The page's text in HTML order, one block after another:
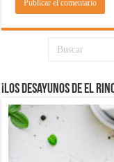
¡Los desayunos de El